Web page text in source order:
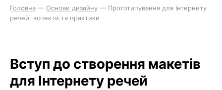
Головна — Основи дизайну — Прототипування для Інтернету
речей: аспекти та практики
Вступ до створення макетів
для Інтернету речей